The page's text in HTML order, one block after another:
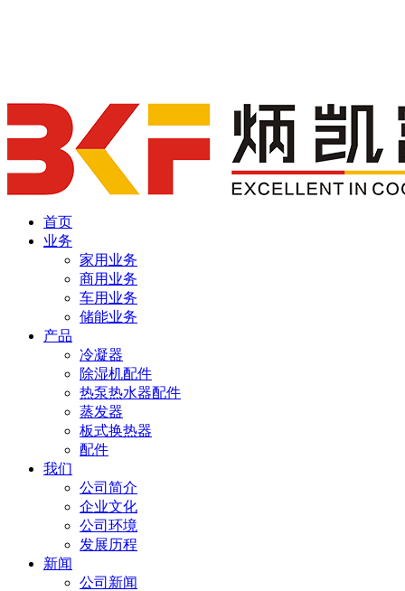
首页
业务
家用业务
商用业务
车用业务
储能业务
产品
冷凝器
除湿机配件
热泵热水器配件
蒸发器
板式换热器
配件
我们
公司简介
企业文化
公司环境
发展历程
新闻
公司新闻